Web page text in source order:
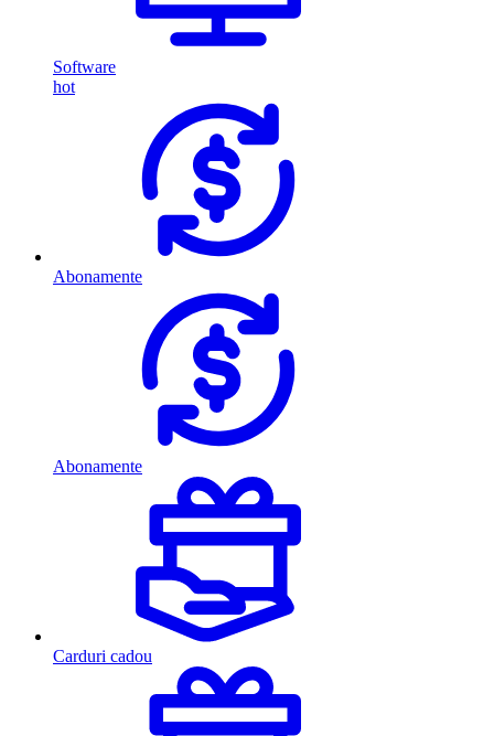
Software
hot
Abonamente
Abonamente
Carduri cadou